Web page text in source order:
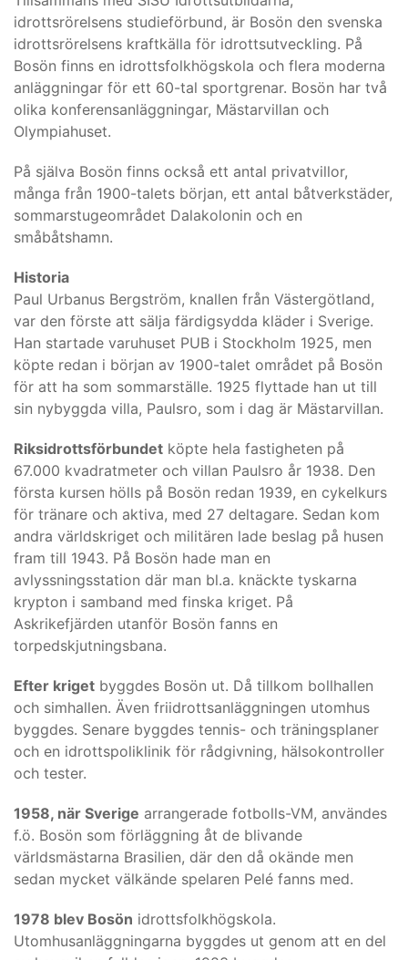
idrottsrörelsens studieförbund, är Bosön den svenska
idrottsrörelsens kraftkälla för idrottsutveckling. På
Bosön finns en idrottsfolkhögskola och flera moderna
anläggningar för ett 60-tal sportgrenar. Bosön har två
olika konferensanläggningar, Mästarvillan och
Olympiahuset.
På själva Bosön finns också ett antal privatvillor,
många från 1900-talets början, ett antal båtverkstäder,
sommarstugeområdet Dalakolonin och en
småbåtshamn.
Historia
Paul Urbanus Bergström, knallen från Västergötland,
var den förste att sälja färdigsydda kläder i Sverige.
Han startade varuhuset PUB i Stockholm 1925, men
köpte redan i början av 1900-talet området på Bosön
för att ha som sommarställe. 1925 flyttade han ut till
sin nybyggda villa, Paulsro, som i dag är Mästarvillan.
Riksidrottsförbundet köpte hela fastigheten på
67.000 kvadratmeter och villan Paulsro år 1938. Den
första kursen hölls på Bosön redan 1939, en cykelkurs
för tränare och aktiva, med 27 deltagare. Sedan kom
andra världskriget och militären lade beslag på husen
fram till 1943. På Bosön hade man en
avlyssningsstation där man bl.a. knäckte tyskarna
krypton i samband med finska kriget. På
Askrikefjärden utanför Bosön fanns en
torpedskjutningsbana.
Efter kriget byggdes Bosön ut. Då tillkom bollhallen
och simhallen. Även friidrottsanläggningen utomhus
byggdes. Senare byggdes tennis- och träningsplaner
och en idrottspoliklinik för rådgivning, hälsokontroller
och tester.
1958, när Sverige arrangerade fotbolls-VM, användes
f.ö. Bosön som förläggning åt de blivande
världsmästarna Brasilien, där den då okände men
sedan mycket välkände spelaren Pelé fanns med.
1978 blev Bosön idrottsfolkhögskola.
Utomhusanläggningarna byggdes ut genom att en del